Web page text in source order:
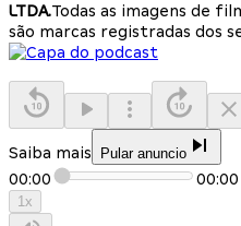
LTDA.Todas as imagens de
são marcas registradas dos
Saiba mais Pular anuncio
00:00 00:00
1x